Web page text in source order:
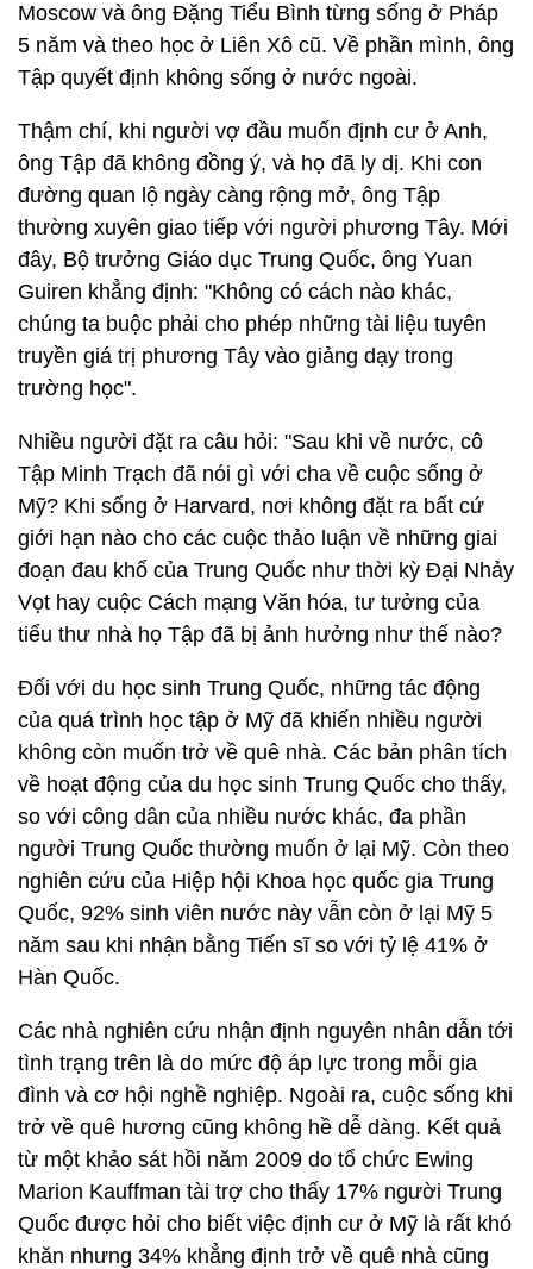
Moscow và ông Đặng Tiểu Bình từng sống ở Pháp
5 năm và theo học ở Liên Xô cũ. Về phần mình, ông
Tập quyết định không sống ở nước ngoài.
Thậm chí, khi người vợ đầu muốn định cư ở Anh,
ông Tập đã không đồng ý, và họ đã ly dị. Khi con
đường quan lộ ngày càng rộng mở, ông Tập
thường xuyên giao tiếp với người phương Tây. Mới
đây, Bộ trưởng Giáo dục Trung Quốc, ông Yuan
Guiren khẳng định: "Không có cách nào khác,
chúng ta buộc phải cho phép những tài liệu tuyên
truyền giá trị phương Tây vào giảng dạy trong
trường học".
Nhiều người đặt ra câu hỏi: "Sau khi về nước, cô
Tập Minh Trạch đã nói gì với cha về cuộc sống ở
Mỹ? Khi sống ở Harvard, nơi không đặt ra bất cứ
giới hạn nào cho các cuộc thảo luận về những giai
đoạn đau khổ của Trung Quốc như thời kỳ Đại Nhảy
Vọt hay cuộc Cách mạng Văn hóa, tư tưởng của
tiểu thư nhà họ Tập đã bị ảnh hưởng như thế nào?
Đối với du học sinh Trung Quốc, những tác động
của quá trình học tập ở Mỹ đã khiến nhiều người
không còn muốn trở về quê nhà. Các bản phân tích
về hoạt động của du học sinh Trung Quốc cho thấy,
so với công dân của nhiều nước khác, đa phần
người Trung Quốc thường muốn ở lại Mỹ. Còn theo
nghiên cứu của Hiệp hội Khoa học quốc gia Trung
Quốc, 92% sinh viên nước này vẫn còn ở lại Mỹ 5
năm sau khi nhận bằng Tiến sĩ so với tỷ lệ 41% ở
Hàn Quốc.
Các nhà nghiên cứu nhận định nguyên nhân dẫn tới
tình trạng trên là do mức độ áp lực trong mỗi gia
đình và cơ hội nghề nghiệp. Ngoài ra, cuộc sống khi
trở về quê hương cũng không hề dễ dàng. Kết quả
từ một khảo sát hồi năm 2009 do tổ chức Ewing
Marion Kauffman tài trợ cho thấy 17% người Trung
Quốc được hỏi cho biết việc định cư ở Mỹ là rất khó
khăn nhưng 34% khẳng định trở về quê nhà cũng